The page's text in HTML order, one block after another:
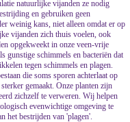
natuurlijke vijanden ze nodig
en gebruiken geen
weinig kans, niet alleen omdat er op
vijanden zich thuis voelen, ook
opgekweekt in onze veen-vrije
gunstige schimmels en bacteriën dat
tegen schimmels en plagen.
die soms sporen achterlaat op
gemaakt. Onze planten zijn
zichzelf te verweren. Wij helpen
evenwichtige omgeving te
het bestrijden van 'plagen'.